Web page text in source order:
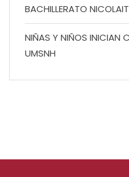
BACHILLERATO
NIÑAS Y NIÑOS INICIAN
UMSNH